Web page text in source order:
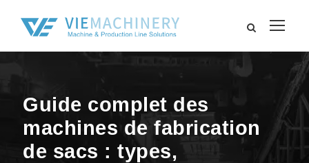
Guide complet des
machines de fabrication
de sacs : types,